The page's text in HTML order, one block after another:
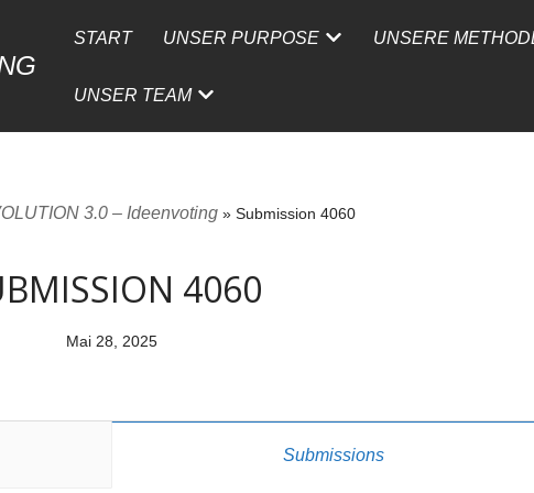
START UNSER PURPOSE UNSERE
UNSER TEAM
3.0 – Ideenvoting» Submission 4060
4060
Mai 28, 2025
Submissions